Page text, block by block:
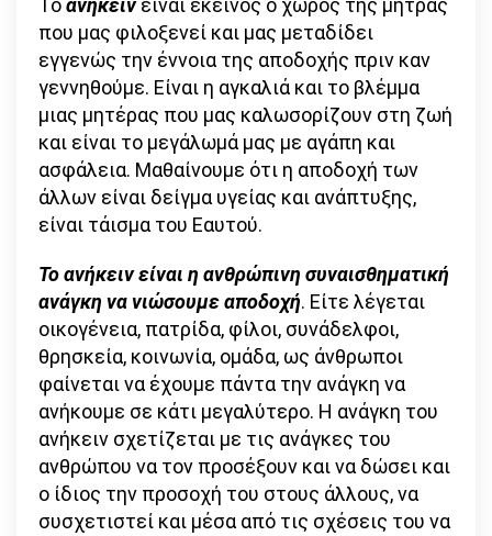
Τοανήκεινείναι εκείνος ο χώρος της μήτρας
που μας φιλοξενεί και μας μεταδίδει
εγγενώς την έννοια της αποδοχής πριν καν
γεννηθούμε. Είναι η αγκαλιά και το βλέμμα
μιας μητέρας που μας καλωσορίζουν στη ζωή
και είναι το μεγάλωμά μας με αγάπη και
ασφάλεια. Μαθαίνουμε ότι η αποδοχή των
άλλων είναι δείγμα υγείας και ανάπτυξης,
είναι τάισμα του Εαυτού.
Το ανήκειν είναι η ανθρώπινη συναισθηματική
ανάγκη να νιώσουμε αποδοχή. Είτε λέγεται
οικογένεια, πατρίδα, φίλοι, συνάδελφοι,
θρησκεία, κοινωνία, ομάδα, ως άνθρωποι
φαίνεται να έχουμε πάντα την ανάγκη να
ανήκουμε σε κάτι μεγαλύτερο. Η ανάγκη του
ανήκειν σχετίζεται με τις ανάγκες του
ανθρώπου να τον προσέξουν και να δώσει και
ο ίδιος την προσοχή του στους άλλους, να
συσχετιστεί και μέσα από τις σχέσεις του να